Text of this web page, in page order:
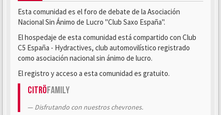
Esta comunidad es el foro de debate de la Asociación
Nacional Sin Ánimo de Lucro "Club Saxo España".
El hospedaje de esta comunidad está compartido con Club
C5 España - Hydractives, club automovilístico registrado
como asociación nacional sin ánimo de lucro.
El registro y acceso a esta comunidad es gratuito.
CitröFamily
Disfrutando con nuestros chevrones.